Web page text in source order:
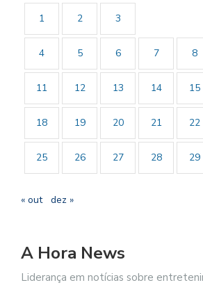
1
2 3
4 5 6 7 8
11 12 13 14 15
18 19 20 21 22
25 26 27 28 29
« out dez »
A Hora News
Liderança em notícias sobre